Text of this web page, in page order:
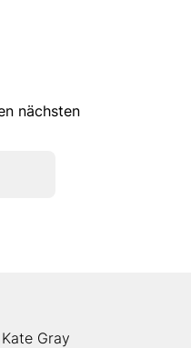
nächsten
Kate Gray